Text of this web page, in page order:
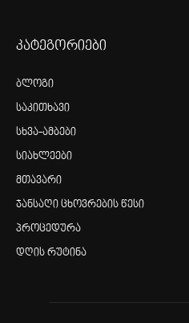
კატეგორიები
ბლოგი
საკითხავი
სხვა-ამბები
სიახლეები
მთავარი
ჯანსაღი ცხოვრების წესი
პროცედურა
დღის რუტინა